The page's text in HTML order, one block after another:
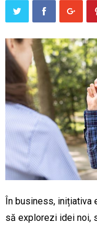
În business, inițiativa
să explorezi idei noi,